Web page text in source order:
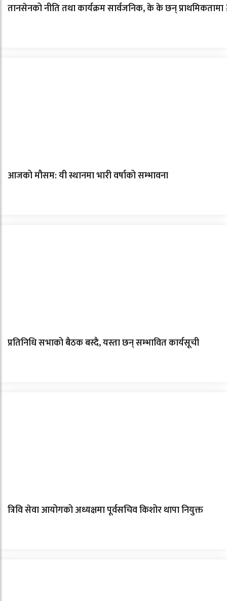
तानसेनको नीति तथा कार्यक्रम सार्वजनिक, के के छन् प्राथमिकतामा
आजको मौसम: यी स्थानमा भारी वर्षाको सम्भावना
प्रतिनिधि सभाको बैठक बस्दै, यस्ता छन् सम्भावित कार्यसूची
त्रिवि सेवा आयोगको अध्यक्षमा पूर्वसचिव किशोर थापा नियुक्त